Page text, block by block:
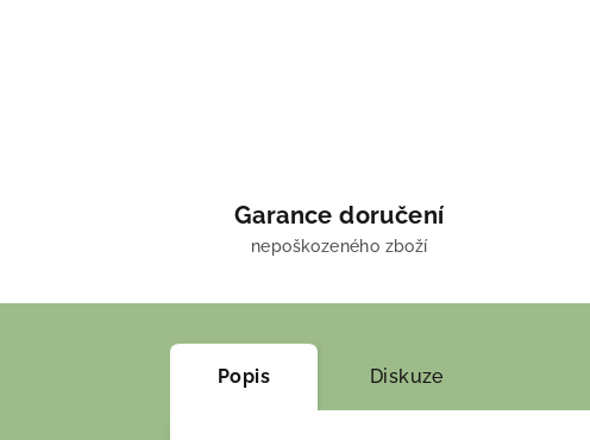
Garance doručení
nepoškozeného zboží
Popis Diskuze